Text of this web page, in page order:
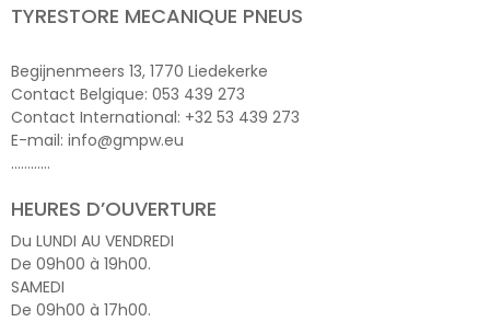
TYRESTORE MECANIQUE PNEUS
Begijnenmeers 13, 1770 Liedekerke
Contact Belgique: 053 439 273
Contact International: +32 53 439 273
E-mail: info@gmpw.eu
…………
HEURES D’OUVERTURE
Du LUNDI AU VENDREDI
De 09h00 à 19h00.
SAMEDI
De 09h00 à 17h00.